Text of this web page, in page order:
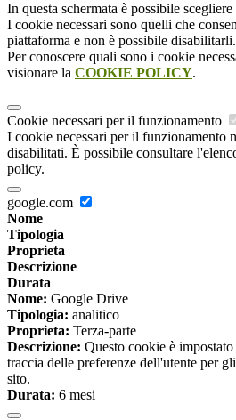
In questa schermata è possibile
I cookie necessari sono quelli che
piattaforma e non è possibile disabilitarli.
Per conoscere quali sono i cookie
visionare la COOKIE POLICY.
Cookie necessari per il funzionamento
I cookie necessari per il funzionamento
disabilitati. È possibile consultare
policy.
google.com
Nome
Tipologia
Proprieta
Descrizione
Durata
Nome: Google Drive
Tipologia: analitico
Proprieta: Terza-parte
Descrizione: Questo cookie è
traccia delle preferenze dell'utente per
sito.
Durata: 6 mesi